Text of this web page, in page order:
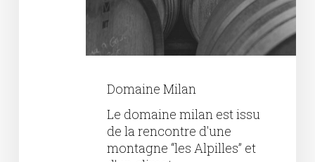
Domaine Milan
Le domaine milan est issu
de la rencontre d'une
montagne “les Alpilles” et